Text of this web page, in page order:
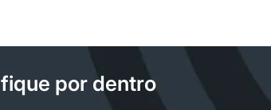
por dentro